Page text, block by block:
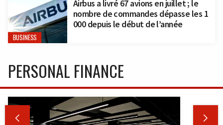
BUSINESS
Airbus a livré 67 avions en juillet ; le
nombre de commandes dépasse les 1
000 depuis le début de l’année
PERSONAL FINANCE
 